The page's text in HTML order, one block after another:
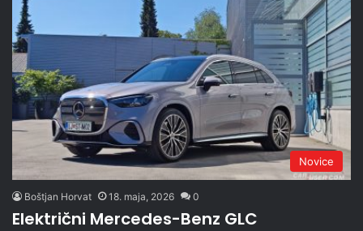
Novice
Boštjan Horvat 18. maja, 2026 0
Električni Mercedes-Benz GLC